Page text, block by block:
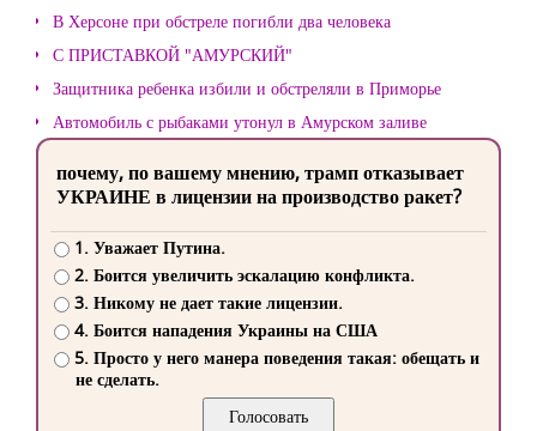
В Херсоне при обстреле погибли два человека
С ПРИСТАВКОЙ "АМУРСКИЙ"
Защитника ребенка избили и обстреляли в Приморье
Автомобиль с рыбаками утонул в Амурском заливе
почему, по вашему мнению, трамп отказывает
УКРАИНЕ в лицензии на производство ракет?
1. Уважает Путина.
2. Боится увеличить эскалацию конфликта.
3. Никому не дает такие лицензии.
4. Боится нападения Украины на США
5. Просто у него манера поведения такая: обещать и
не сделать.